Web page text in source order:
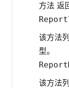
方法 返
该方法
型。
该方法